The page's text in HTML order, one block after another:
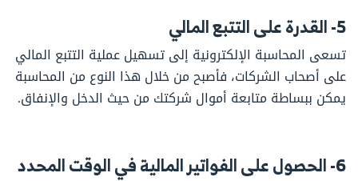
5- القدرة على التتبع المالي
تسعى المحاسبة الإلكترونية إلى تسهيل عملية التتبع المالي
على أصحاب الشركات، فأصبح من خلال هذا النوع من المحاسبة
يمكن ببساطة متابعة أموال شركتك من حيث الدخل والإنفاق.
6- الحصول على الفواتير المالية في الوقت المحدد